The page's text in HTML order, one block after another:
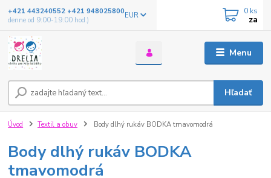
Menu
EUR
Hľadať
+421 443240552 +421 948025800
denne od 9:00-19:00 hod.)
0 ks
za
Úvod Textil a obuv Body dlhý rukáv BODKA tmavomodrá
Body dlhý rukáv BODKA
tmavomodrá